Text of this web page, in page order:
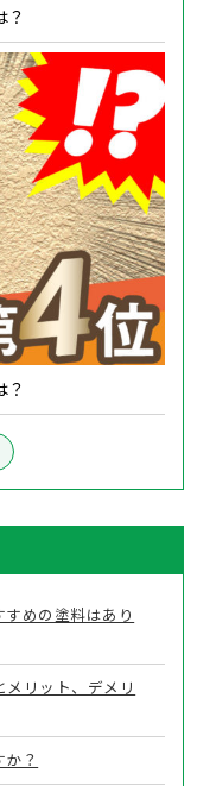
めの塗料はあり
リット、デメリ
？